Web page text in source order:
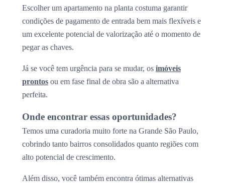
Escolher um apartamento na planta costuma garantir
condições de pagamento de entrada bem mais flexíveis e
um excelente potencial de valorização até o momento de
pegar as chaves.
Já se você tem urgência para se mudar, os imóveis
prontos ou em fase final de obra são a alternativa
perfeita.
Onde encontrar essas oportunidades?
Temos uma curadoria muito forte na Grande São Paulo,
cobrindo tanto bairros consolidados quanto regiões com
alto potencial de crescimento.
Além disso, você também encontra ótimas alternativas